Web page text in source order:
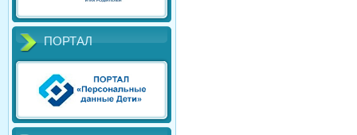
ПОРТАЛ